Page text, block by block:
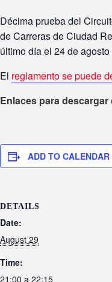
Décima prueba del
de Carreras de Ciudad
último día el 24 de
El reglamento se puede
Enlaces para
ADD TO CALENDAR
DETAILS
Date:
August 29
Time:
21:00 a 22:15